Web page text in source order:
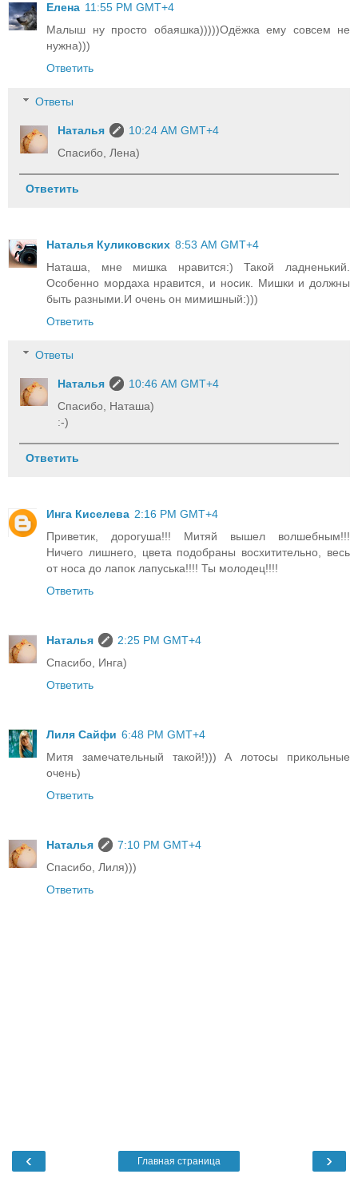
Елена 11:55 PM GMT+4
Малыш ну просто обаяшка)))))Одёжка ему совсем не
нужна)))
Ответить
Ответы
Наталья
10:24 AM GMT+4
Спасибо, Лена)
Ответить
Наталья Куликовских 8:53 AM GMT+4
Наташа, мне мишка нравится:) Такой ладненький.
Особенно мордаха нравится, и носик. Мишки и должны
быть разными.И очень он мимишный:)))
Ответить
Ответы
Наталья
10:46 AM GMT+4
Спасибо, Наташа)
:-)
Ответить
Инга Киселева 2:16 PM GMT+4
Приветик, дорогуша!!! Митяй вышел волшебным!!!
Ничего лишнего, цвета подобраны восхитительно, весь
от носа до лапок лапуська!!!! Ты молодец!!!!
Ответить
Наталья
2:25 PM GMT+4
Спасибо, Инга)
Ответить
Лиля Сайфи 6:48 PM GMT+4
Митя замечательный такой!))) А лотосы прикольные
очень)
Ответить
Наталья
7:10 PM GMT+4
Спасибо, Лиля)))
Ответить
‹ ›
Главная страница